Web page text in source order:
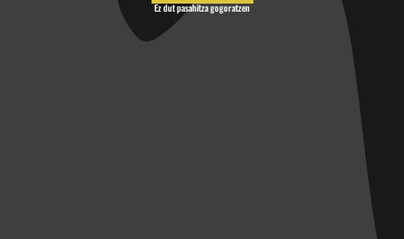
Ez dut pasahitza gogoratzen